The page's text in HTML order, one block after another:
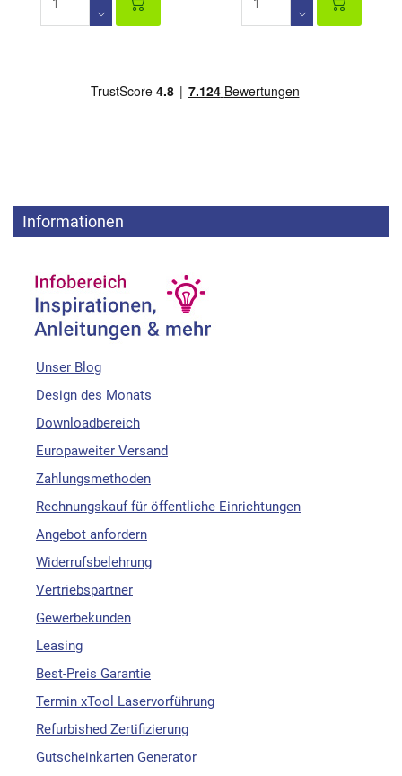
Informationen
Unser Blog
Design des Monats
Downloadbereich
Europaweiter Versand
Zahlungsmethoden
Rechnungskauf für öffentliche Einrichtungen
Angebot anfordern
Widerrufsbelehrung
Vertriebspartner
Gewerbekunden
Leasing
Best-Preis Garantie
Termin xTool Laservorführung
Refurbished Zertifizierung
Gutscheinkarten Generator